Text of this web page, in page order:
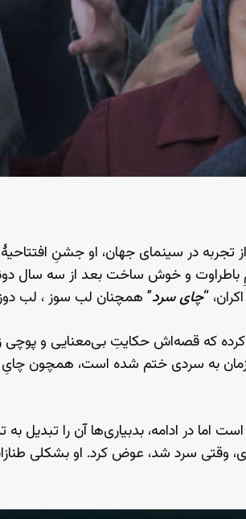
تجربه در سینمای جهان، او جشنِ
باطراوت و خوش ساخت بعد از سه سال
“چای سرد” همچنان لب سوز ، لب
کرده که قصه‌اش حکایتِ بی‌معنایی و
زمان به سردی ختم شده است، همچون
اما در ادامه، بدبیاری‌ها آن را تبدیل
وقتی سرد شد، عوض کرد. او بشکلی